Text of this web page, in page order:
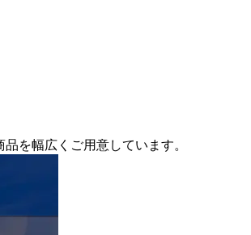
を幅広くご用意しています。